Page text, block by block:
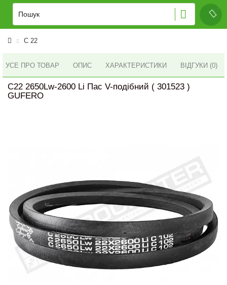
C 22
УСЕ ПРО ТОВАР ОПИС ХАРАКТЕРИСТИКИ ВІДГУКИ (0)
C22 2650Lw-2600 Li Пас V-подібний ( 301523 )
GUFERO